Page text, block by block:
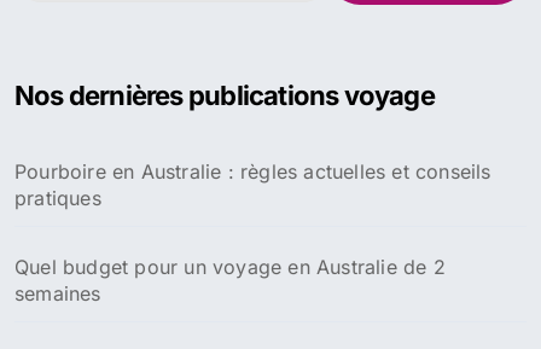
r
e
r
Nos dernières publications voyage
Pourboire en Australie : règles actuelles et conseils
pratiques
Quel budget pour un voyage en Australie de 2
semaines